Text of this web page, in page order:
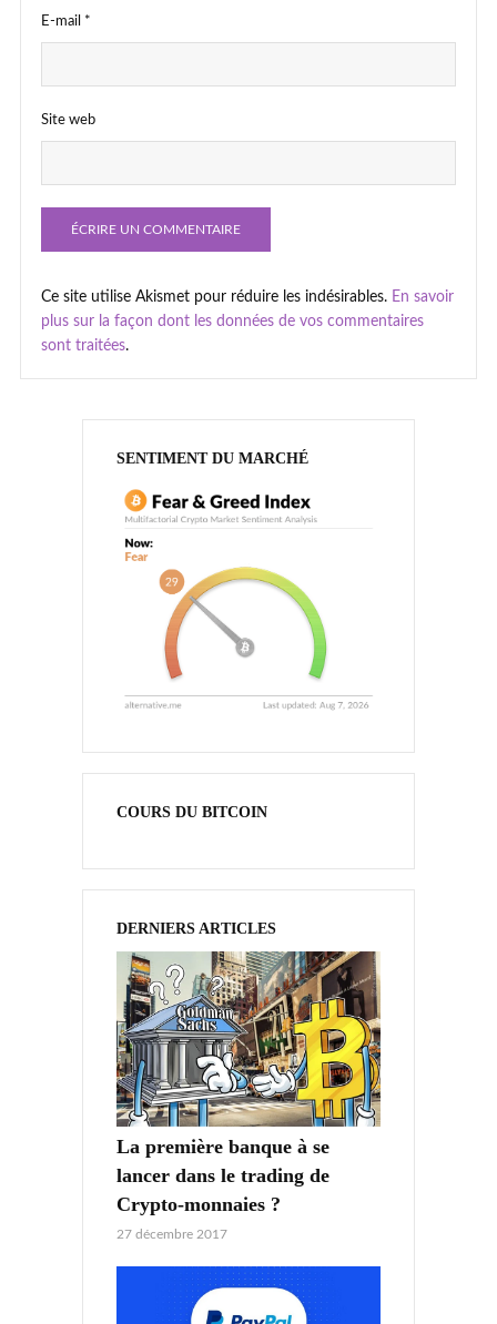
E-mail *
Site web
Ce site utilise Akismet pour réduire les indésirables. En savoir
plus sur la façon dont les données de vos commentaires
sont traitées.
SENTIMENT DU MARCHÉ
COURS DU BITCOIN
DERNIERS ARTICLES
La première banque à se
lancer dans le trading de
Crypto-monnaies ?
27 décembre 2017